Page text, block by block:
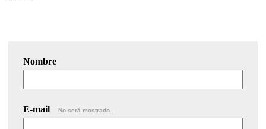
Nombre
E-mail No será mostrado.